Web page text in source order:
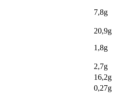
7,8g
20,9g
1,8g
2,7g
16,2g
0,27g